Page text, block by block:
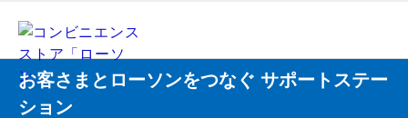
お客さまとローソンをつなぐ サポートステー
ション